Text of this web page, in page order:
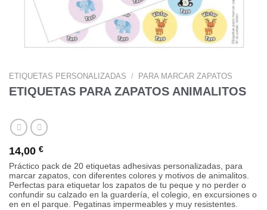
ETIQUETAS PERSONALIZADAS / PARA MARCAR ZAPATOS
ETIQUETAS PARA ZAPATOS ANIMALITOS
14,00 €
Práctico pack de 20 etiquetas adhesivas personalizadas, para
marcar zapatos, con diferentes colores y motivos de animalitos.
Perfectas para etiquetar los zapatos de tu peque y no perder o
confundir su calzado en la guardería, el colegio, en excursiones o
en en el parque. Pegatinas impermeables y muy resistentes.